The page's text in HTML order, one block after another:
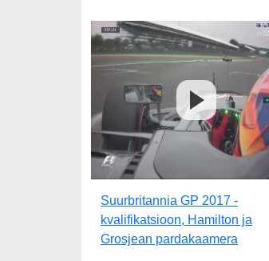
Suurbritannia GP 2017 -
kvalifikatsioon, Hamilton ja
Grosjean pardakaamera